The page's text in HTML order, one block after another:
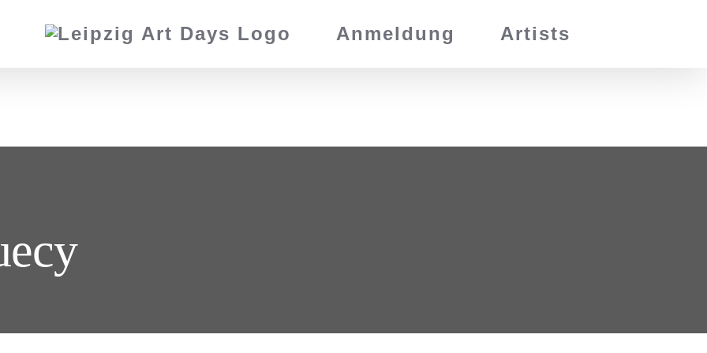
Anmeldung Artists